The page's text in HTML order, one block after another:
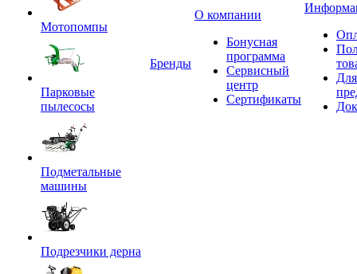
Мотопомпы
Парковые
пылесосы
Подметальные
машины
Подрезчики дерна
Бренды
О компании
Бонусная
программа
Сервисный
центр
Сертификаты
Для